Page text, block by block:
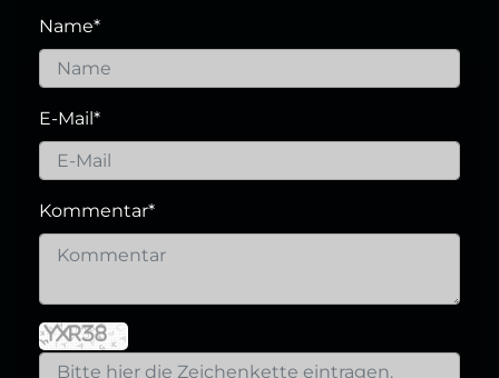
Name*
E-Mail*
Kommentar*